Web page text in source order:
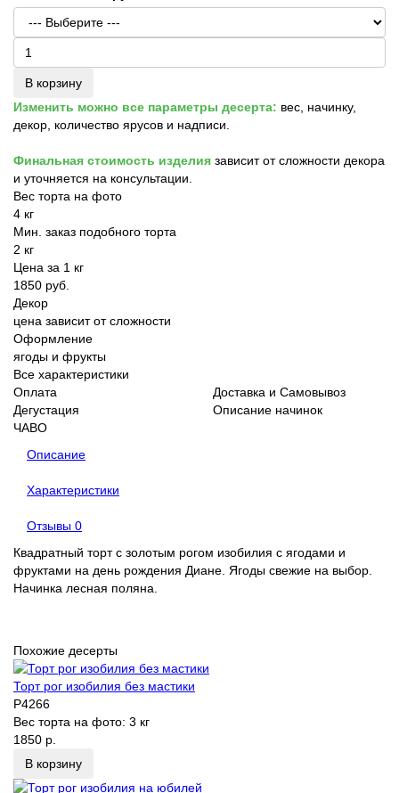
В корзину
Изменить можно все параметры десерта: вес, начинку,
декор, количество ярусов и надписи.
Финальная стоимость изделия зависит от сложности декора
и уточняется на консультации.
Вес торта на фото
4 кг
Мин. заказ подобного торта
2 кг
Цена за 1 кг
1850 руб.
Декор
цена зависит от сложности
Оформление
ягоды и фрукты
Все характеристики
Оплата
Доставка и Самовывоз
Дегустация
Описание начинок
ЧАВО
Описание
Характеристики
Отзывы 0
Квадратный торт с золотым рогом изобилия с ягодами и
фруктами на день рождения Диане. Ягоды свежие на выбор.
Начинка лесная поляна.
Похожие десерты
Торт рог изобилия без мастики
P4266
Вес торта на фото: 3 кг
1850 р.
В корзину